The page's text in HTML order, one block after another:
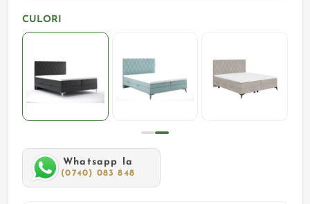
CULORI
Whatsapp la
(0740) 083 848